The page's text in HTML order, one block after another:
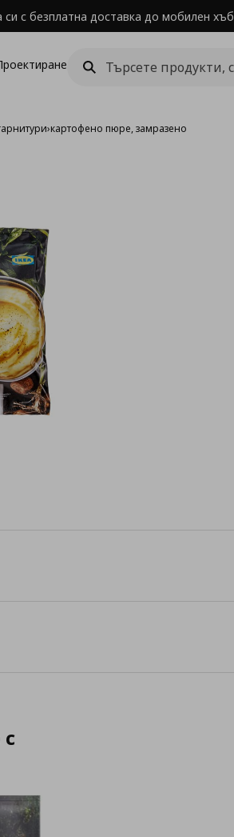
си с безплатна доставка до мобилен хъб
›картофено пюре, замразено